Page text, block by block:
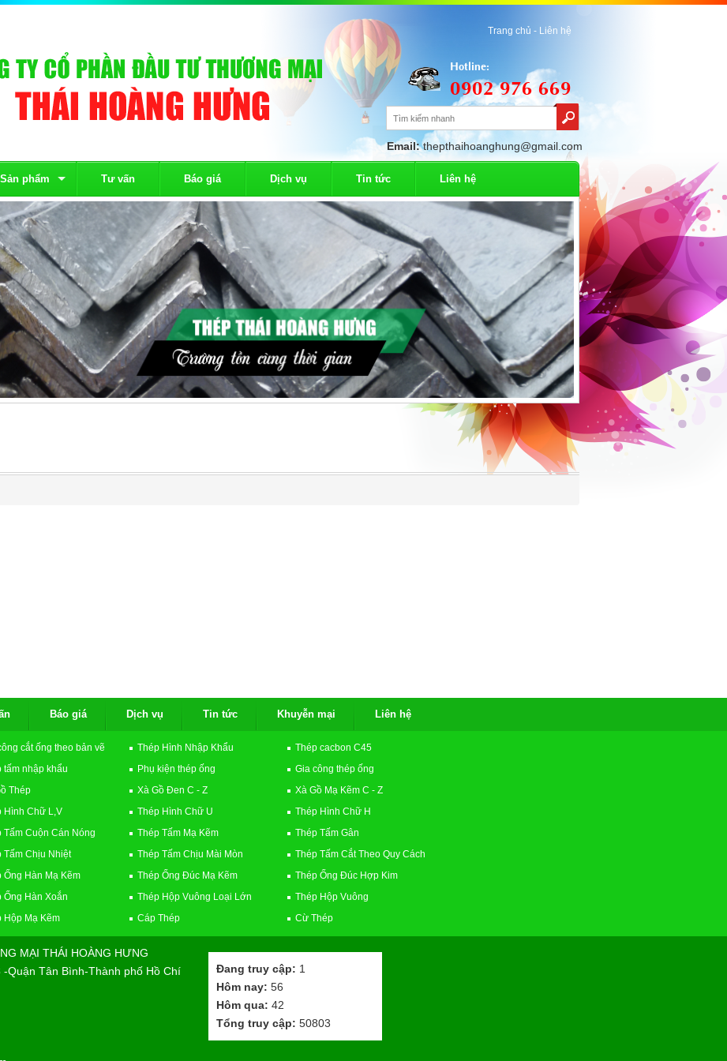
Trang chủ - Liên hệ
Hotline:
0902 976 669
Email:thepthaihoanghung@gmail.com
Sản phẩm Tư vấn Báo giá Dịch vụ Tin tức Liên hệ
Báo giá Dịch vụ Tin tức Khuyễn mại Liên hệ
cắt ống theo bản vẽ Thép Hình Nhập Khẩu
Thép cacbon C45
tấm nhập khẩu Phụ kiện thép ống
Gia công thép ống
Thép Xà Gồ Đen C - Z
Xà Gồ Mạ Kẽm C - Z
Hình Chữ L,V Thép Hình Chữ U
Thép Hình Chữ H
Tấm Cuộn Cán Nóng Thép Tấm Mạ Kẽm
Thép Tấm Gân
Tấm Chịu Nhiệt Thép Tấm Chịu Mài Mòn
Thép Tấm Cắt Theo Quy Cách
Ống Hàn Mạ Kẽm Thép Ống Đúc Mạ Kẽm
Thép Ống Đúc Hợp Kim
Ống Hàn Xoắn Thép Hộp Vuông Loại Lớn
Thép Hộp Vuông
Hộp Mạ Kẽm Cáp Thép Cừ Thép
MẠI THÁI HOÀNG HƯNG
Quận Tân Bình-Thành phố Hồ Chí
Đang truy cập: 1
Hôm nay: 56
Hôm qua: 42
Tổng truy cập: 50803